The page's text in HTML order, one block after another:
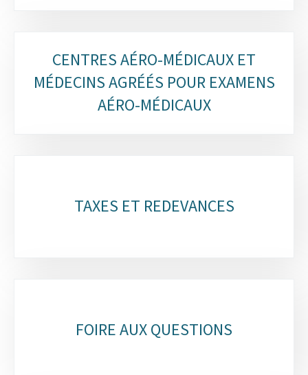
CENTRES AÉRO-MÉDICAUX ET
MÉDECINS AGRÉÉS POUR EXAMENS
AÉRO-MÉDICAUX
TAXES ET REDEVANCES
FOIRE AUX QUESTIONS